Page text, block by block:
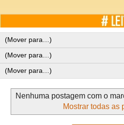
Nenhuma postagem com o
Mostrar todas as